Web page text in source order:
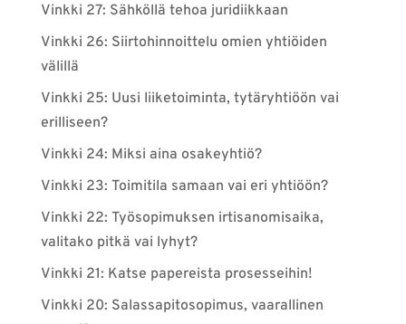
Vinkki 27: Sähköllä tehoa juridiikkaan
Vinkki 26: Siirtohinnoittelu omien yhtiöiden
välillä
Vinkki 25: Uusi liiketoiminta, tytäryhtiöön vai
erilliseen?
Vinkki 24: Miksi aina osakeyhtiö?
Vinkki 23: Toimitila samaan vai eri yhtiöön?
Vinkki 22: Työsopimuksen irtisanomisaika,
valitako pitkä vai lyhyt?
Vinkki 21: Katse papereista prosesseihin!
Vinkki 20: Salassapitosopimus, vaarallinen